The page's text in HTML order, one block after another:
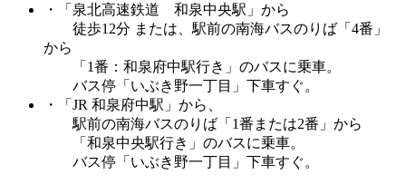
・「泉北高速鉄道 和泉中央駅」から
徒歩12分 または、駅前の南海バスのりば「4番」
から
「1番：和泉府中駅行き」のバスに乗車。
バス停「いぶき野一丁目」下車すぐ。
・「JR 和泉府中駅」から、
駅前の南海バスのりば「1番または2番」から
「和泉中央駅行き」のバスに乗車。
バス停「いぶき野一丁目」下車すぐ。